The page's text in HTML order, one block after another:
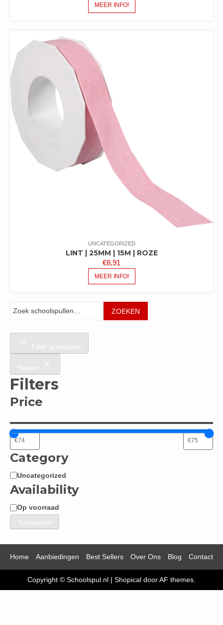
MEER INFO!
UNCATEGORIZED
LINT | 25MM | 15M | ROZE
€8,91
MEER INFO!
ZOEKEN
Filter producten
Sluiten
Filters
Price
Category
Categorie
Uncategorized
Availability
Beschikbaarheid
Op voorraad
Toepassen
Home Aanbiedingen Best Sellers Over Ons Blog Contact
Copyright © Schoolspul.nl | Shopical door AF themes.